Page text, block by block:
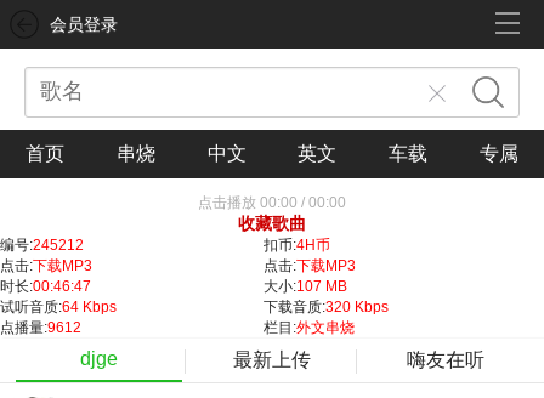
会员登录
首页 串烧 中文 英文 车载 专属
点击播放 00:00 / 00:00
收藏歌曲
编号:245212 扣币:4H币
点击:下载MP3 点击:下载MP3
时长:00:46:47 大小:107 MB
试听音质:64 Kbps 下载音质:320 Kbps
点播量:9612 栏目:外文串烧
djge 最新上传 嗨友在听